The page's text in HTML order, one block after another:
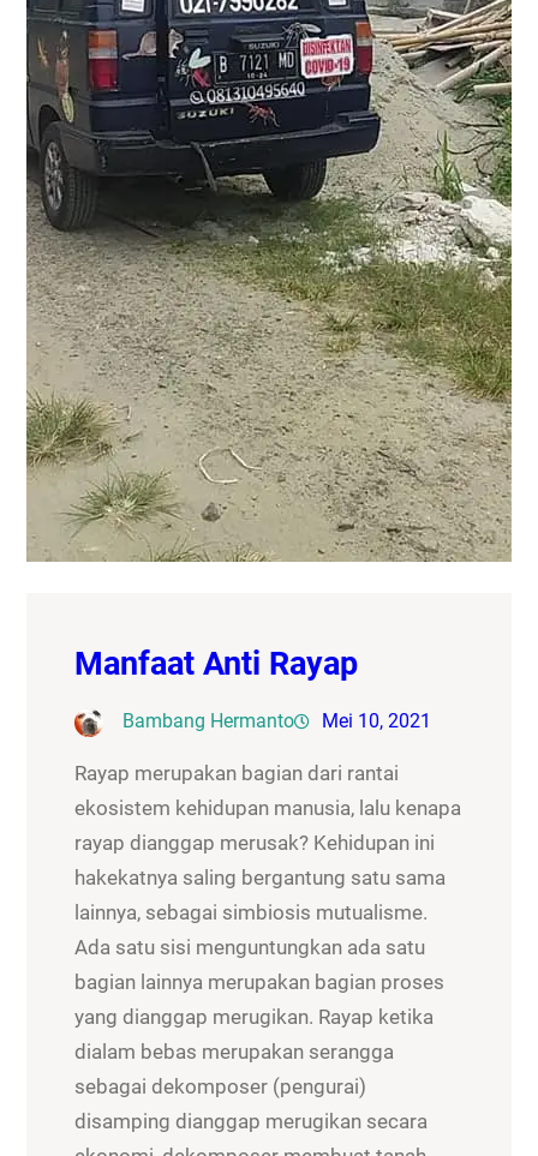
Manfaat Anti Rayap
Bambang Hermanto Mei 10, 2021
Rayap merupakan bagian dari rantai
ekosistem kehidupan manusia, lalu kenapa
rayap dianggap merusak? Kehidupan ini
hakekatnya saling bergantung satu sama
lainnya, sebagai simbiosis mutualisme.
Ada satu sisi menguntungkan ada satu
bagian lainnya merupakan bagian proses
yang dianggap merugikan. Rayap ketika
dialam bebas merupakan serangga
sebagai dekomposer (pengurai)
disamping dianggap merugikan secara